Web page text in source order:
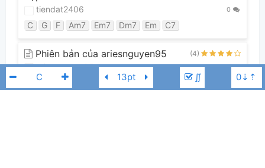
∬
tiendat2406 0
C G F Am7 Em7 Dm7 Em C7
Phiên bản của ariesnguyen95 (4)
ariesnguyen95 0
D Bm7 Am